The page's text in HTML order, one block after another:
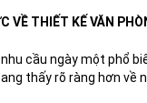
VỀ THIẾT KẾ VĂN
cầu ngày một phổ
thấy rõ ràng hơn về